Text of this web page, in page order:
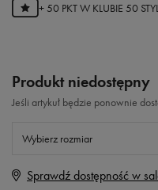
+ 50 PKT W KLUBIE 50
Produkt niedostępny
Jeśli artykuł będzie ponownie
Wybierz rozmiar
Rozmiary EU
Sprawdź dostępność w